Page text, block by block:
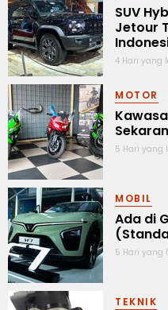
SUV
Jetour
4 Hari yang
MOTOR
5 Hari yang
MOBIL
Ada di
5 Hari yang
TEKNIK